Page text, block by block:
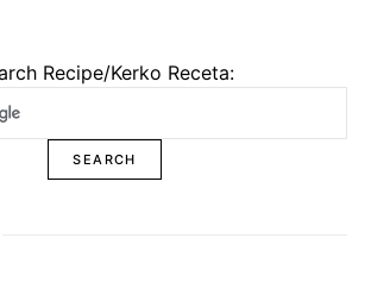
Recipe/Kerko Receta: